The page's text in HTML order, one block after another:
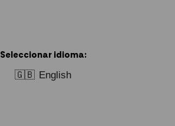
Seleccionar idioma:
🇬🇧 English